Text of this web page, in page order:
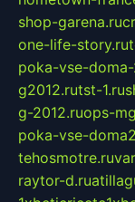
shop-garena.ru
one-life-story.ru
poka-vse-
g2012.rutst-1.ru
g-2012.ruops-
poka-vse-
tehosmotre.ru
raytor-d.ru